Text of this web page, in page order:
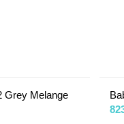
Grey Melange